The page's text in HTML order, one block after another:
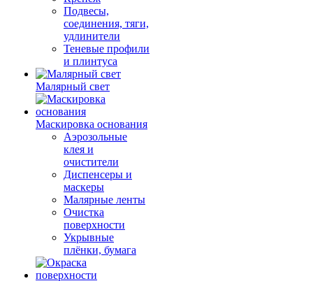
Подвесы,
соединения, тяги,
удлинители
Теневые профили
и плинтуса
Малярный свет
Маскировка основания
Аэрозольные
клея и
очистители
Диспенсеры и
маскеры
Малярные ленты
Очистка
поверхности
Укрывные
плёнки, бумага